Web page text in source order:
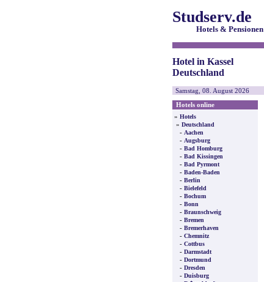
Studserv.de
Hotels & Pensionen
Hotel in Kassel
Deutschland
Samstag, 08. August 2026
Hotels online
» Hotels
» Deutschland
- Aachen
- Augsburg
- Bad Homburg
- Bad Kissingen
- Bad Pyrmont
- Baden-Baden
- Berlin
- Bielefeld
- Bochum
- Bonn
- Braunschweig
- Bremen
- Bremerhaven
- Chemnitz
- Cottbus
- Darmstadt
- Dortmund
- Dresden
- Duisburg